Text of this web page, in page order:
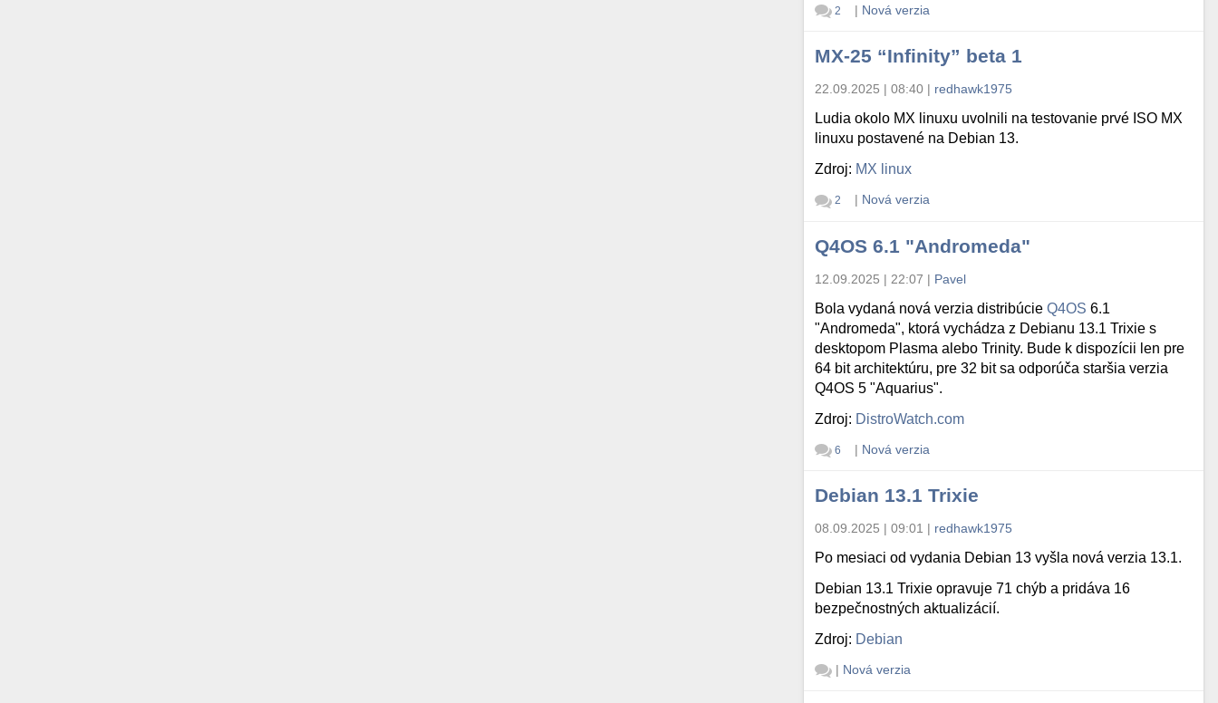
2 | Nová verzia
MX-25 “Infinity” beta 1
22.09.2025 | 08:40 | redhawk1975
Ludia okolo MX linuxu uvolnili na testovanie prvé ISO MX
linuxu postavené na Debian 13.
Zdroj: MX linux
2 | Nová verzia
Q4OS 6.1 "Andromeda"
12.09.2025 | 22:07 | Pavel
Bola vydaná nová verzia distribúcieQ4OS 6.1
"Andromeda", ktorá vychádza z Debianu 13.1 Trixie s
desktopom Plasma alebo Trinity. Bude k dispozícii len pre
64 bit architektúru, pre 32 bit sa odporúča staršia verzia
Q4OS 5 "Aquarius".
Zdroj: DistroWatch.com
6 | Nová verzia
Debian 13.1 Trixie
08.09.2025 | 09:01 | redhawk1975
Po mesiaci od vydania Debian 13 vyšla nová verzia 13.1.
Debian 13.1 Trixie opravuje 71 chýb a pridáva 16
bezpečnostných aktualizácií.
Zdroj: Debian
| Nová verzia